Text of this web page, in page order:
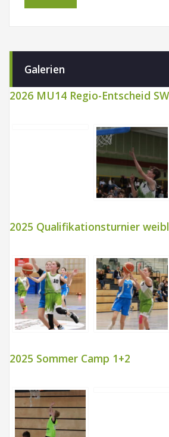
Galerien
2026 MU14 Regio-Entscheid
2025 Qualifikationsturnier
2025 Sommer Camp 1+2